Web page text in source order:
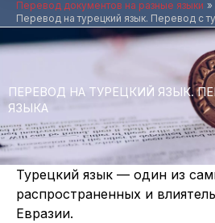
Перевод документов на разные языки
Перевод на турецкий язык. Перевод с
ПЕРЕВОД НА ТУРЕЦКИЙ ЯЗЫК.
ЯЗЫКА
Турецкий язык — один из
распространенных и
Евразии.